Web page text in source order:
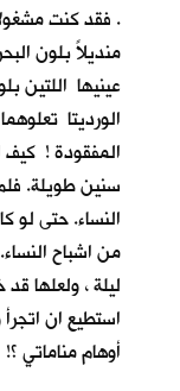
. فقد كنت
منديلاً بلون
عينيها اللتين
الورديتا
المفقودة ! كيف
سنين طويلة.
النساء. حتى لو
من اشباح
ليلة ، ولعلها
استطيع ان
أوهام مناماتي ؟!